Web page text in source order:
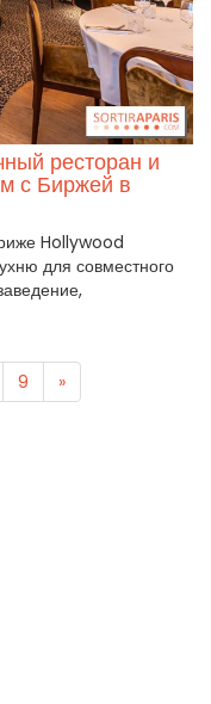
ресторан и
с Биржей в
Hollywood
для совместного
9 »